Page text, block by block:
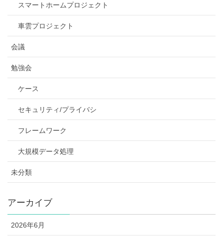
スマートホームプロジェクト
車雲プロジェクト
会議
勉強会
ケース
セキュリティ/プライバシ
フレームワーク
大規模データ処理
未分類
アーカイブ
2026年6月